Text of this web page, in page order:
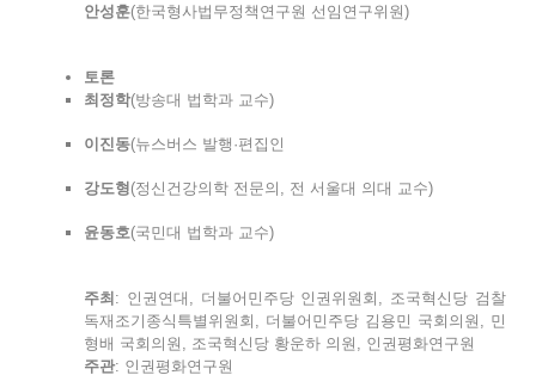
안성훈(한국형사법무정책연구원 선임연구위원)
토론
최정학(방송대 법학과 교수)
이진동(뉴스버스 발행·편집인
강도형(정신건강의학 전문의, 전 서울대 의대 교수)
윤동호(국민대 법학과 교수)
주최 : 인권연대, 더불어민주당 인권위원회, 조국혁신당 검찰
독재조기종식특별위원회, 더불어민주당 김용민 국회의원, 민
형배 국회의원, 조국혁신당 황운하 의원, 인권평화연구원
주관: 인권평화연구원